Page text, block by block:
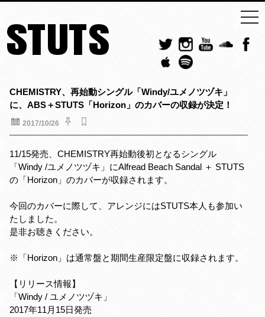
STUTS
CHEMISTRY、再始動シングル「Windy/ユメノツヅキ」
に、ABS＋STUTS「Horizon」のカバーの収録が決定！
2017/10/26
11/15発売、CHEMISTRY再始動後初となるシングル
「Windy /ユメノツヅキ」にAlfread Beach Sandal ＋ STUTS
の「Horizon」のカバーが収録されます。
今回のカバーに際して、アレンジにはSTUTS本人も参加い
たしました。
是非お聴きください。
※「Horizon」は通常盤と期間生産限定盤に収録されます。
【リリース情報】
「Windy / ユメノツヅキ」
2017年11月15日発売